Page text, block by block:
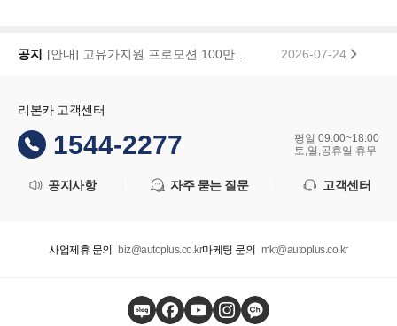
공지 2026-07-24
리본카 고객센터
1544-2277
평일 09:00~18:00
토,일,공휴일 휴무
공지사항 자주 묻는 질문 고객센터
사업제휴 문의 biz@autoplus.co.kr마케팅 문의 mkt@autoplus.co.kr